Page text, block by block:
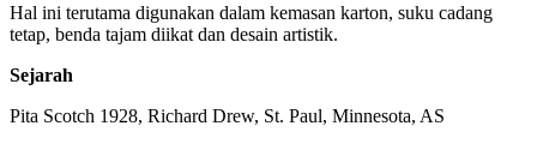
Hal ini terutama digunakan dalam kemasan karton, suku cadang
tetap, benda tajam diikat dan desain artistik.
Sejarah
Pita Scotch 1928, Richard Drew, St. Paul, Minnesota, AS